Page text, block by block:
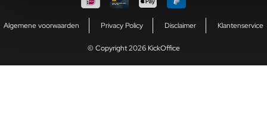
© Copyright 2026 KickOffice
Algemene voorwaarden Privacy Policy Disclaimer Klantenservice